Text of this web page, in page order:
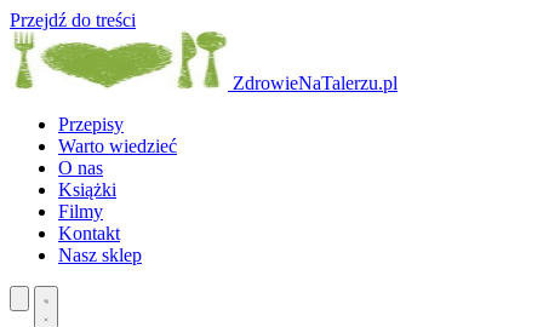
Przejdź do treści
ZdrowieNaTalerzu.pl
Przepisy
Warto wiedzieć
O nas
Książki
Filmy
Kontakt
Nasz sklep